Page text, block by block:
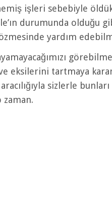
işleri sebebiyle
durumunda olduğu
yardım
eksilerini tartmaya
aracılığıyla sizlerle
zaman.